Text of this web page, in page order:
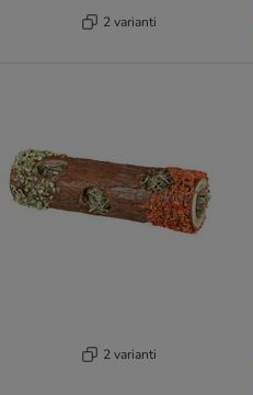
2 varianti
2 varianti